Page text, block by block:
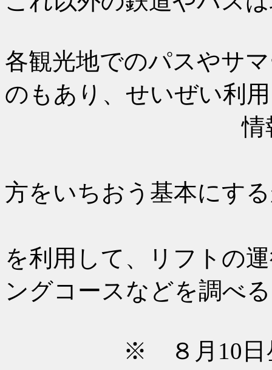
各観光地でのパスやサ
のもあり、せいぜい利
情報収
方をいちおう基本にす
を利用して、リフトの
ングコースなどを調べ
※ ８月10日昼過